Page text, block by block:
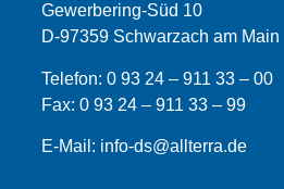
Gewerbering-Süd 10
D-97359 Schwarzach am Main
Telefon:0 93 24 – 911 33 – 00
Fax:0 93 24 – 911 33 –99
E-Mail: info-ds@allterra.de